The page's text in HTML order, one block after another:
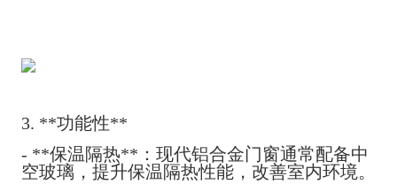
3. **功能性**
- **保温隔热**：现代铝合金门窗通常配备中
空玻璃，提升保温隔热性能，改善室内环境。